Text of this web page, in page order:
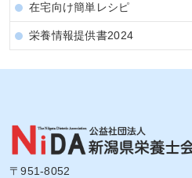
在宅向け簡単レシピ
栄養情報提供書2024
〒951-8052